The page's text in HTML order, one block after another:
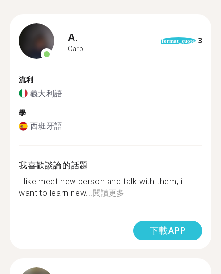
A.
Carpi
format_quote 3
流利
義大利語
學
西班牙語
我喜歡談論的話題
I like meet new person and talk with them, i
want to learn new...閱讀更多
下載APP